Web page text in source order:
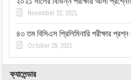
November 22, 2021
৪৩ তম বিসিএস প্রিলিমিনারি পরীক্ষার
October 29, 2021
ক্যালেন্ডার